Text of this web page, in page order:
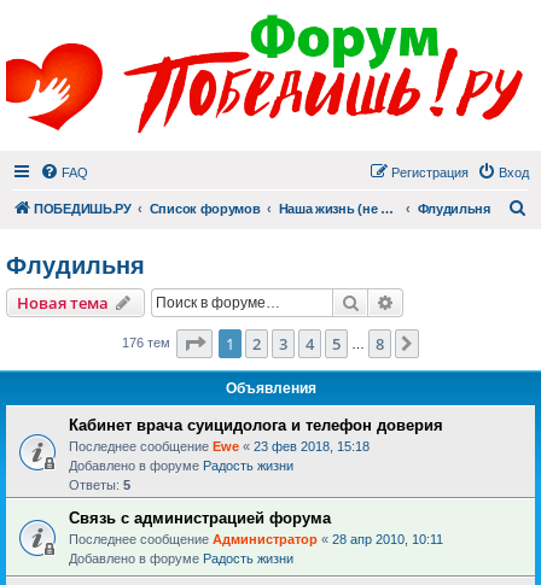
FAQ Вход
Регистрация
ПОБЕДИШЬ.РУ Список форумов Наша жизнь (не всё же о суициде!) Флудильня
Флудильня
Новая тема Поиск
176 тем Страница из
1 2 3 4 5 8
Объявления
Кабинет врача суицидолога и телефон доверия
Последнее сообщение Ewe « 23 фев 2018, 15:18
Добавлено в форуме Радость жизни
Ответы: 5
Связь с администрацией форума
Последнее сообщение Администратор « 28 апр 2010, 10:11
Добавлено в форуме Радость жизни